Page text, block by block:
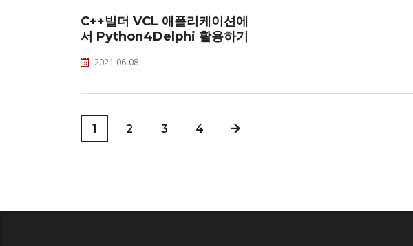
C++빌더 VCL 애플리케이션에
서 Python4Delphi 활용하기
2021-06-08
1 2 3 4